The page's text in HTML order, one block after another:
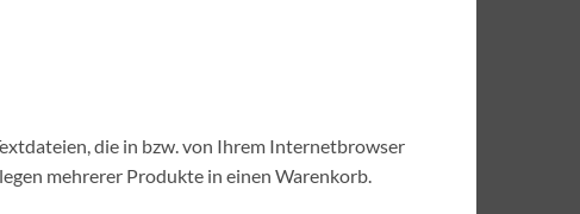
die in bzw. von Ihrem Internetbrowser
mehrerer Produkte in einen Warenkorb.